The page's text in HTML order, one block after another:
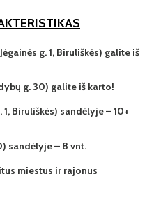
g. 1, Biruliškės) galite iš
g. 30) galite iš karto!
Biruliškės) sandėlyje – 10+
sandėlyje – 8 vnt.
miestus ir rajonus